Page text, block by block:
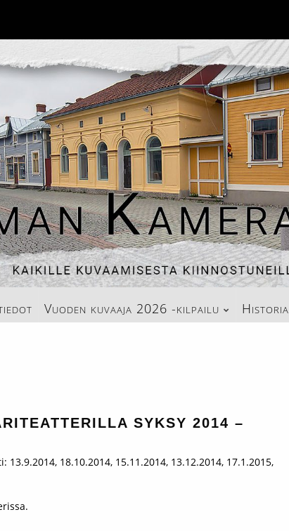
Vuoden kuvaaja 2026 -kilpailu Historia
SYKSY 2014 –
18.10.2014, 15.11.2014, 13.12.2014, 17.1.2015,